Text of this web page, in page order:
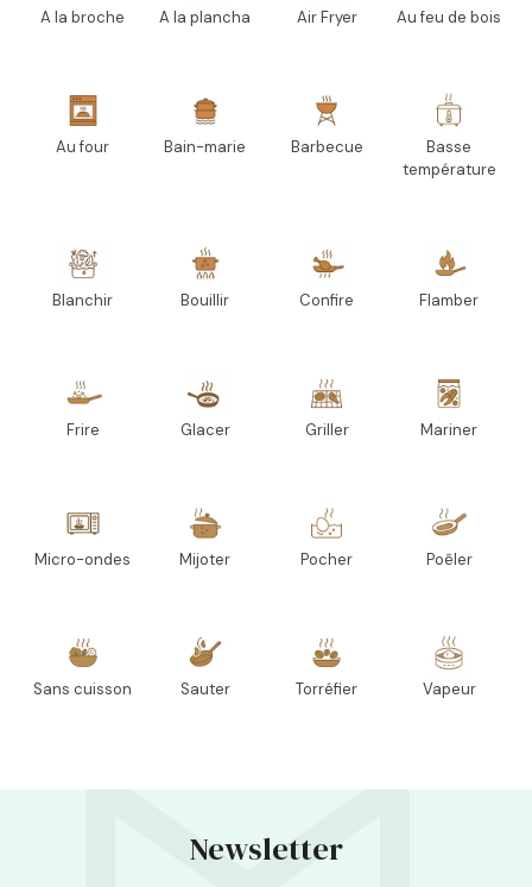
A la broche A la plancha Air Fryer Au feu de bois
Au four Bain-marie Barbecue
Basse
température
Blanchir Bouillir Confire Flamber
Frire Glacer Griller Mariner
Micro-ondes Mijoter Pocher Poêler
Sans cuisson Sauter Torréfier Vapeur
Newsletter